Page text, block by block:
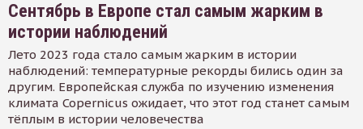
Сентябрь в Европе стал самым жарким в
истории наблюдений
Лето 2023 года стало самым жарким в истории
наблюдений: температурные рекорды бились один за
другим. Европейская служба по изучению изменения
климата Copernicus ожидает, что этот год станет самым
тёплым в истории человечества